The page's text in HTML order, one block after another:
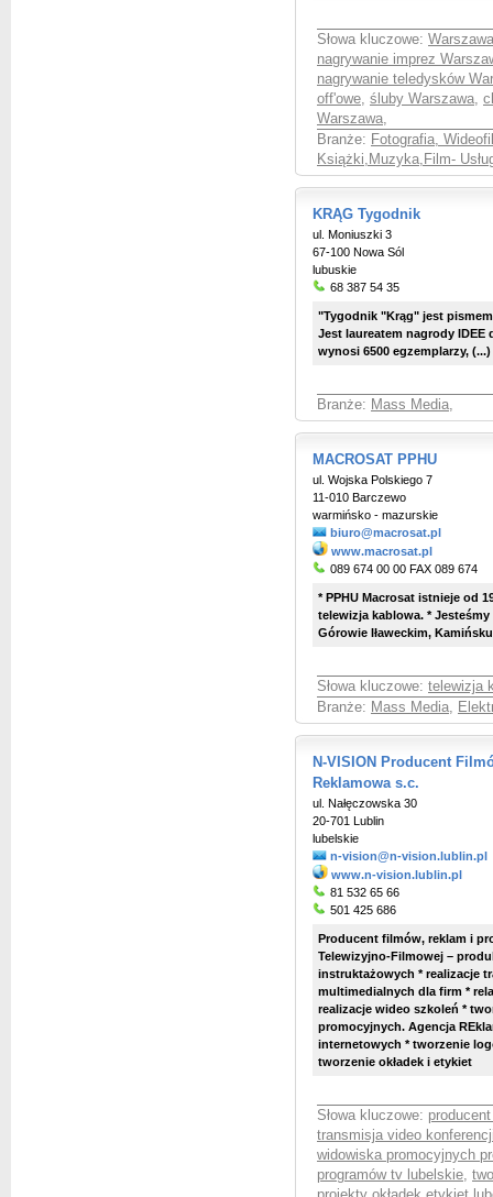
Słowa kluczowe:
nagrywanie imprez
nagrywanie teledysków
off'owe, śluby Warszawa,
Warszawa,
Branże: Fotografia,
Książki,Muzyka,Film-
KRĄG Tygodnik
ul. Moniuszki 3
67-100 Nowa Sól
lubuskie
68 387 54 35
"Tygodnik "Krąg" jest
Jest laureatem nagrody IDEE
wynosi 6500 egzemplarzy, (...)
Branże: Mass Media,
MACROSAT PPHU
ul. Wojska Polskiego 7
11-010 Barczewo
warmińsko - mazurskie
biuro@macrosat.pl
www.macrosat.pl
089 674 00 00 FAX 089 674
* PPHU Macrosat istnieje od
telewizja kablowa. *
Górowie Iławeckim,
Słowa kluczowe: telewizja
Branże: Mass Media,
N-VISION Producent
Reklamowa s.c.
ul. Nałęczowska 30
20-701 Lublin
lubelskie
n-vision@n-vision.lublin.pl
www.n-vision.lublin.pl
81 532 65 66
501 425 686
Producent filmów, reklam i
Telewizyjno-Filmowej –
instruktażowych * realizacje
multimedialnych dla firm *
realizacje wideo szkoleń *
promocyjnych. Agencja
internetowych * tworzenie
tworzenie okładek i etykiet
Słowa kluczowe:
transmisja video
widowiska promocyjnych
programów tv lubelskie,